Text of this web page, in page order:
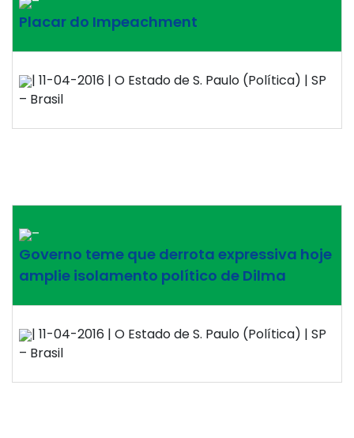
Placar do Impeachment
| 11-04-2016 | O Estado de S. Paulo (Política) | SP
– Brasil
–
Governo teme que derrota expressiva hoje
amplie isolamento político de Dilma
| 11-04-2016 | O Estado de S. Paulo (Política) | SP
– Brasil